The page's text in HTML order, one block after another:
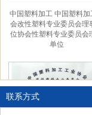
会改性塑料专业委员会理
位协会性塑料专业委员会
单位
联系方式